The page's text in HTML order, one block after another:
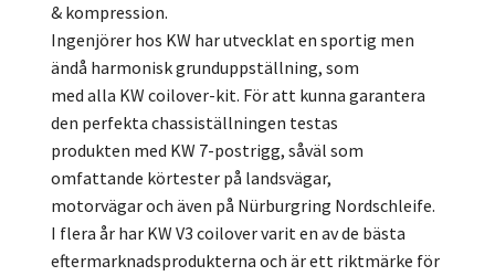
& kompression.
Ingenjörer hos KW har utvecklat en sportig men
ändå harmonisk grunduppställning, som
med alla KW coilover-kit. För att kunna garantera
den perfekta chassiställningen testas
produkten med KW 7-postrigg, såväl som
omfattande körtester på landsvägar,
motorvägar och även på Nürburgring Nordschleife.
I flera år har KW V3 coilover varit en av de bästa
eftermarknadsprodukterna och är ett riktmärke för